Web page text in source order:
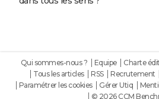
Qui sommes-nous ? Equipe Charte
Tous les articles
RSS Recrutement
Paramétrer les cookies
Gérer Utiq
© 2026 CCM